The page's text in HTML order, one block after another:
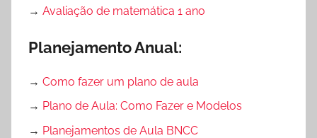
→ Avaliação de matemática 1 ano
Planejamento Anual:
→ Como fazer um plano de aula
→ Plano de Aula: Como Fazer e Modelos
→ Planejamentos de Aula BNCC